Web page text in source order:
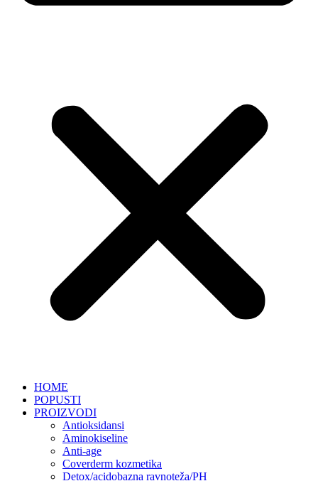
HOME
POPUSTI
PROIZVODI
Antioksidansi
Aminokiseline
Anti-age
Coverderm kozmetika
Detox/acidobazna ravnoteža/PH